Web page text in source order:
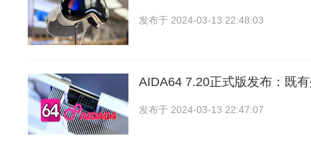
发布于 2024-03-13 22:48:03
AIDA64 7.20正式版发布：既
发布于 2024-03-13 22:47:07